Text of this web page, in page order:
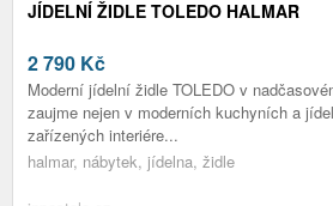
JÍDELNÍ ŽIDLE TOLEDO HALMAR
2 790 Kč
Moderní jídelní židle TOLEDO v
zaujme nejen v moderních kuchyních a
zařízených interiére...
halmar, nábytek, jídelna, židle